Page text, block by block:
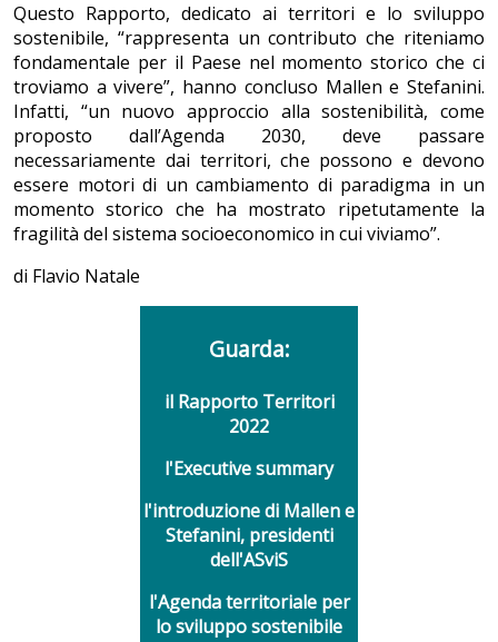
Questo Rapporto, dedicato ai territori e lo sviluppo
sostenibile, “rappresenta un contributo che riteniamo
fondamentale per il Paese nel momento storico che ci
troviamo a vivere”, hanno concluso Mallen e Stefanini.
Infatti, “un nuovo approccio alla sostenibilità, come
proposto dall’Agenda 2030, deve passare
necessariamente dai territori, che possono e devono
essere motori di un cambiamento di paradigma in un
momento storico che ha mostrato ripetutamente la
fragilità del sistema socioeconomico in cui viviamo”.
di Flavio Natale
Guarda:
il Rapporto Territori
2022
l'Executive summary
l'introduzione di Mallen e
Stefanini, presidenti
dell'ASviS
l'Agenda territoriale per
lo sviluppo sostenibile